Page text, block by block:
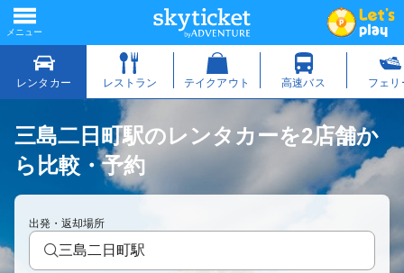
三島二日町駅のレンタカーを2店舗か
ら比較・予約
出発・返却場所
三島二日町駅